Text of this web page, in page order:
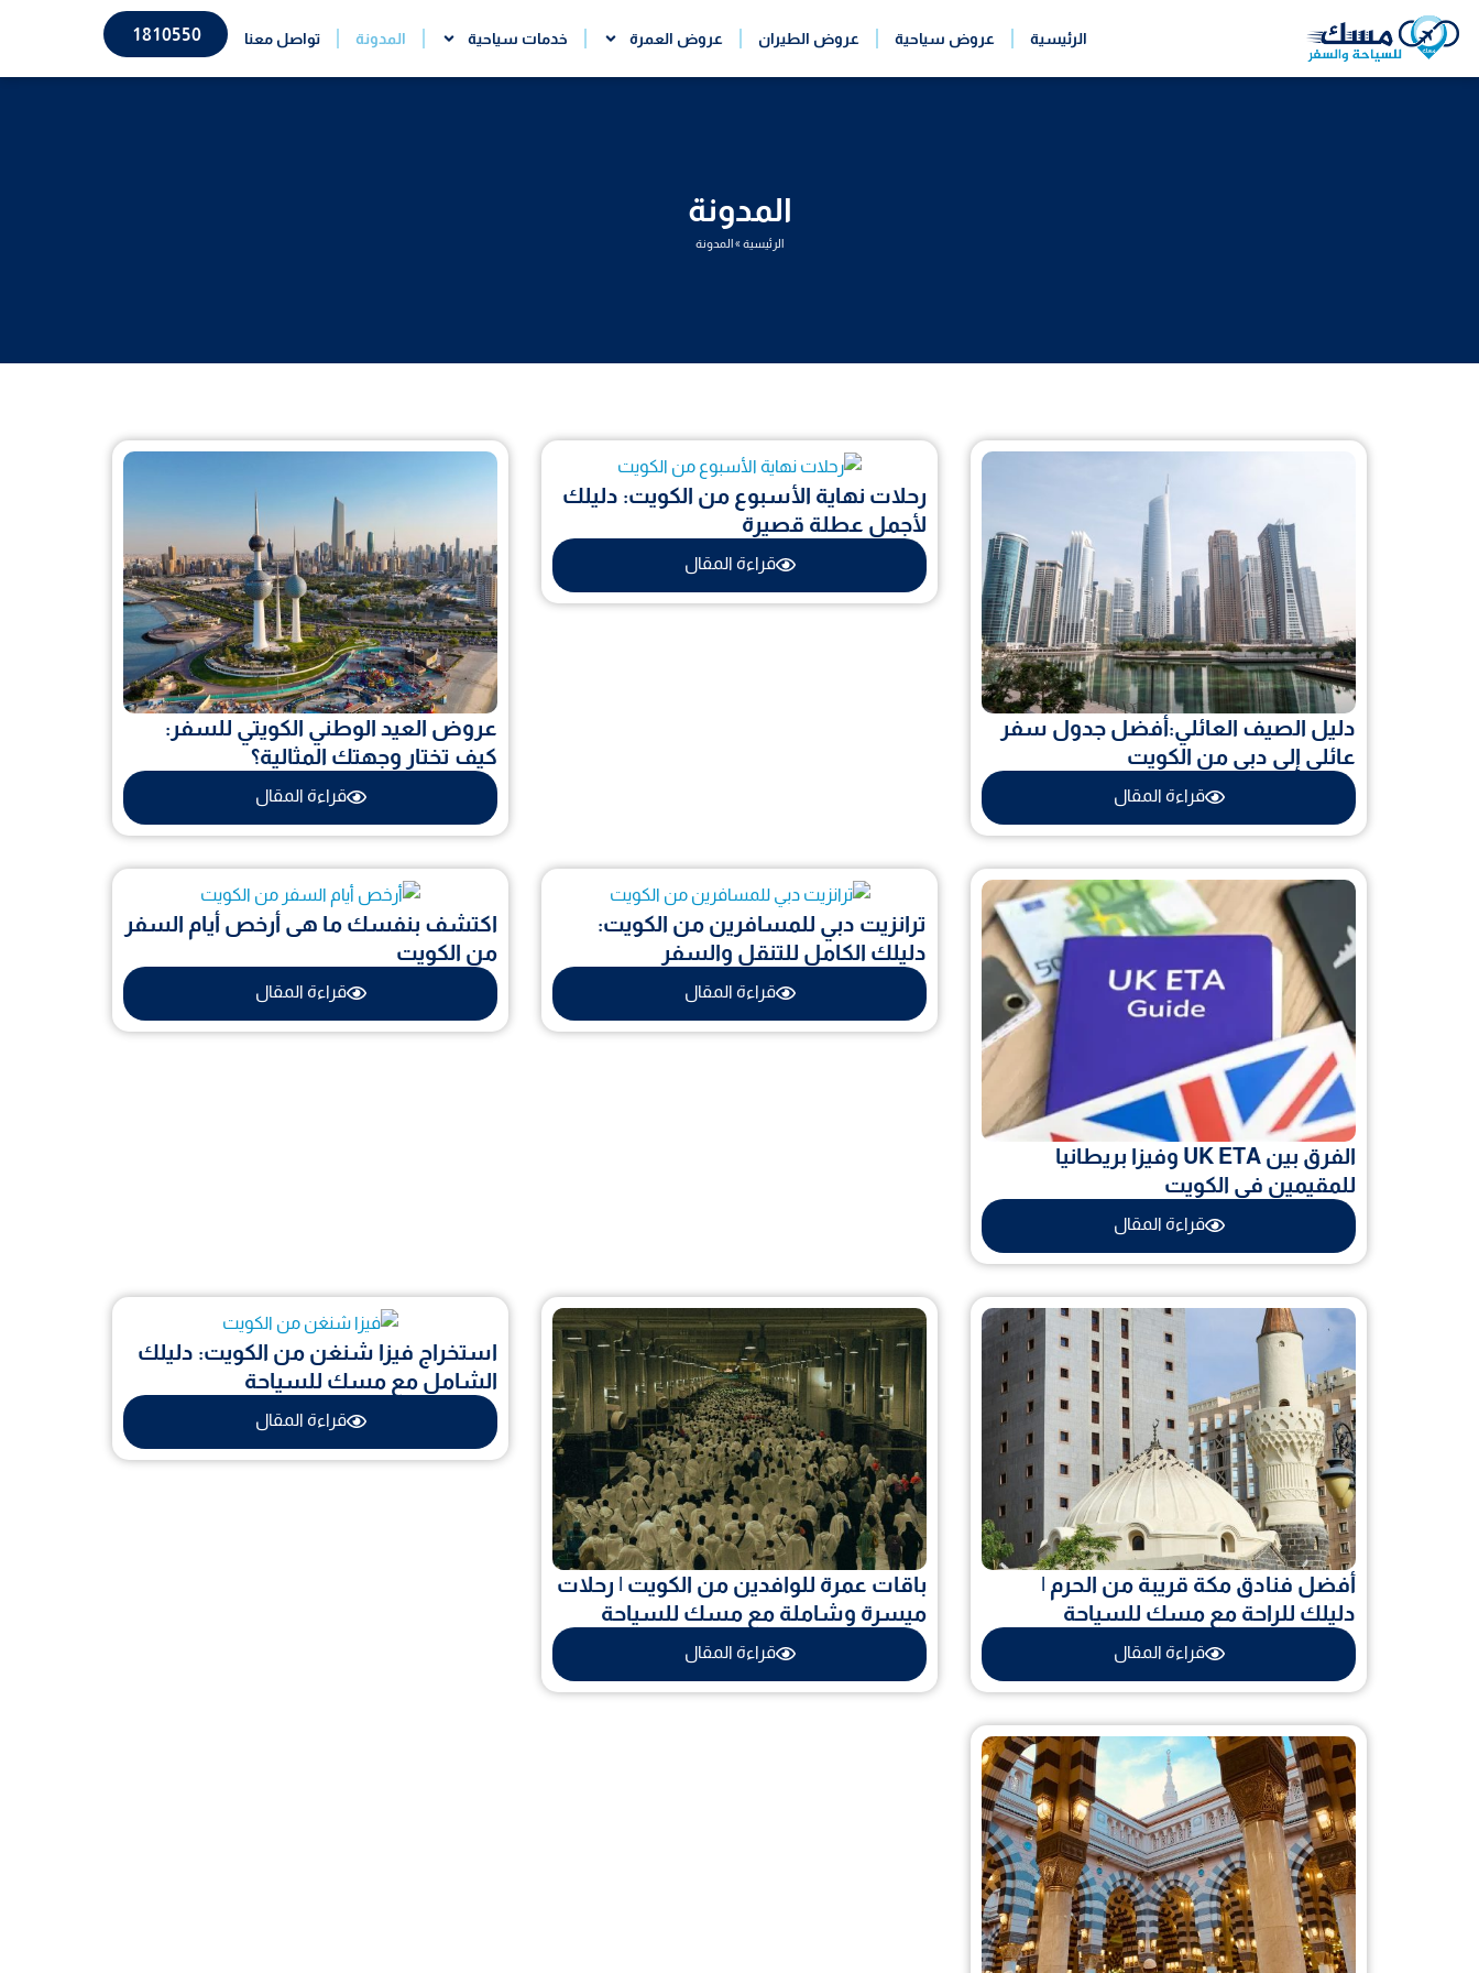
تخطي
الرئيسية عروض سياحية عروض الطيران عروض العمرة خدمات سياحية المدونة تواصل معنا 1810550
المدونة
الرئيسية»المدونة
دليل الصيف العائلي:أفضل جدول سفر
عائلي إلى دبي من الكويت
قراءة المقال
رحلات نهاية الأسبوع من الكويت: دليلك
لأجمل عطلة قصيرة
قراءة المقال
عروض العيد الوطني الكويتي للسفر:
كيف تختار وجهتك المثالية؟
قراءة المقال
الفرق بين UK ETA وفيزا بريطانيا
للمقيمين في الكويت
قراءة المقال
ترانزيت دبي للمسافرين من الكويت:
دليلك الكامل للتنقل والسفر
قراءة المقال
اكتشف بنفسك ما هى أرخص أيام السفر
من الكويت
قراءة المقال
أفضل فنادق مكة قريبة من الحرم |
دليلك للراحة مع مسك للسياحة
قراءة المقال
باقات عمرة للوافدين من الكويت | رحلات
ميسرة وشاملة مع مسك للسياحة
قراءة المقال
استخراج فيزا شنغن من الكويت: دليلك
الشامل مع مسك للسياحة
قراءة المقال